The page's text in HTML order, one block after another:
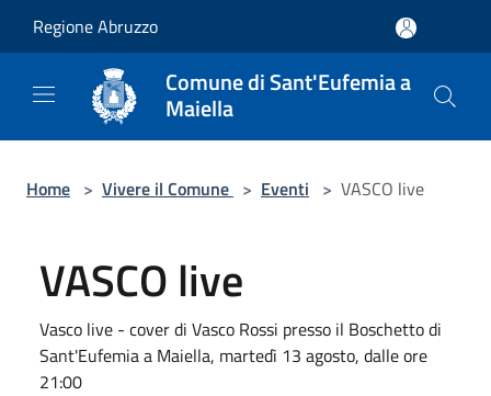
Regione Abruzzo
Comune di Sant'Eufemia a
Maiella
Home > Vivere il Comune > Eventi > VASCO live
VASCO live
Vasco live - cover di Vasco Rossi presso il Boschetto di
Sant'Eufemia a Maiella, martedì 13 agosto, dalle ore
21:00